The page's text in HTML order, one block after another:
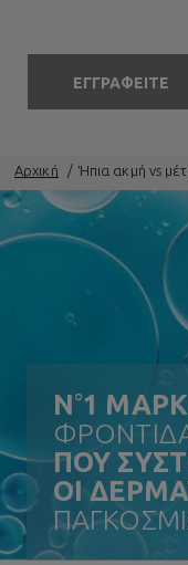
ΕΓΓΡΑΦΕΙΤΕ
Αρχική Ήπια ακμή vs
N°1
ΠΟΥ
ΟΙ